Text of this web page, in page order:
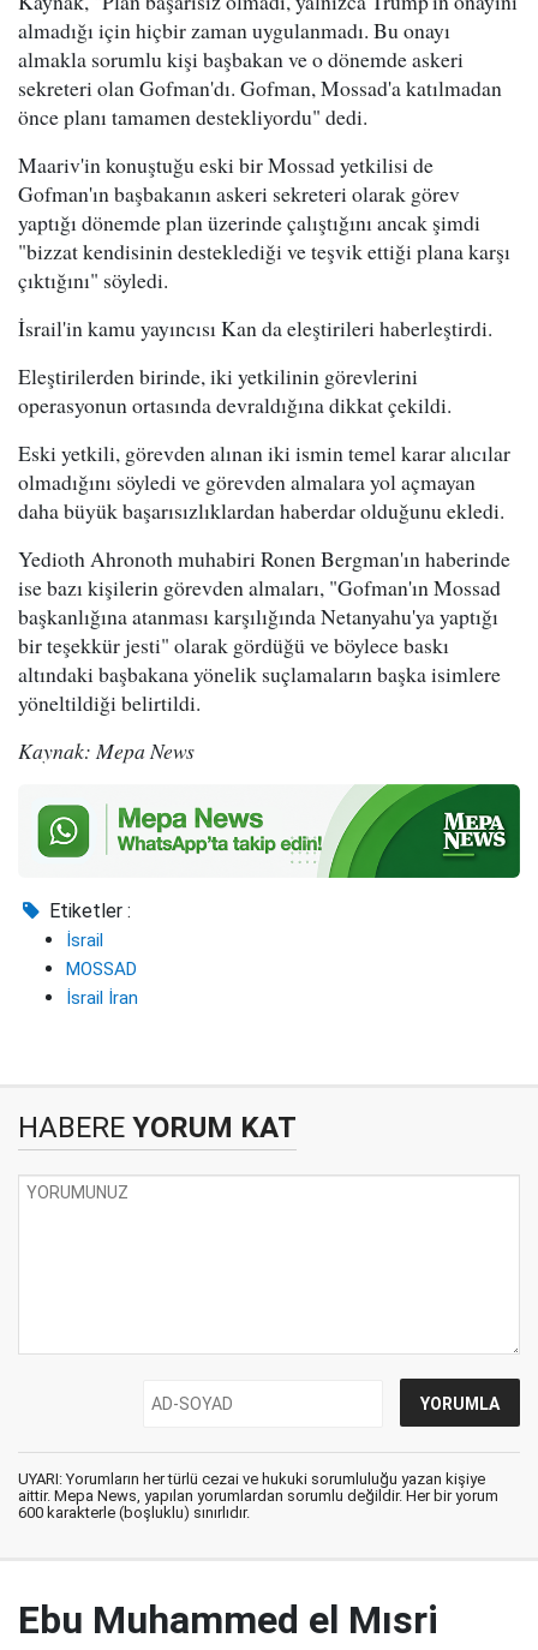
almadığı için hiçbir zaman uygulanmadı. Bu onayı
almakla sorumlu kişi başbakan ve o dönemde askeri
sekreteri olan Gofman'dı. Gofman, Mossad'a katılmadan
önce planı tamamen destekliyordu" dedi.
Maariv'in konuştuğu eski bir Mossad yetkilisi de
Gofman'ın başbakanın askeri sekreteri olarak görev
yaptığı dönemde plan üzerinde çalıştığını ancak şimdi
"bizzat kendisinin desteklediği ve teşvik ettiği plana karşı
çıktığını" söyledi.
İsrail'in kamu yayıncısı Kan da eleştirileri haberleştirdi.
Eleştirilerden birinde, iki yetkilinin görevlerini
operasyonun ortasında devraldığına dikkat çekildi.
Eski yetkili, görevden alınan iki ismin temel karar alıcılar
olmadığını söyledi ve görevden almalara yol açmayan
daha büyük başarısızlıklardan haberdar olduğunu ekledi.
Yedioth Ahronoth muhabiri Ronen Bergman'ın haberinde
ise bazı kişilerin görevden almaları, "Gofman'ın Mossad
başkanlığına atanması karşılığında Netanyahu'ya yaptığı
bir teşekkür jesti" olarak gördüğü ve böylece baskı
altındaki başbakana yönelik suçlamaların başka isimlere
yöneltildiği belirtildi.
Kaynak: Mepa News
Etiketler :
İsrail
MOSSAD
İsrail İran
HABERE YORUM KAT
UYARI: Yorumların her türlü cezai ve hukuki sorumluluğu yazan kişiye
aittir. Mepa News, yapılan yorumlardan sorumlu değildir. Her bir yorum
600 karakterle (boşluklu) sınırlıdır.
Ebu Muhammed el Mısri